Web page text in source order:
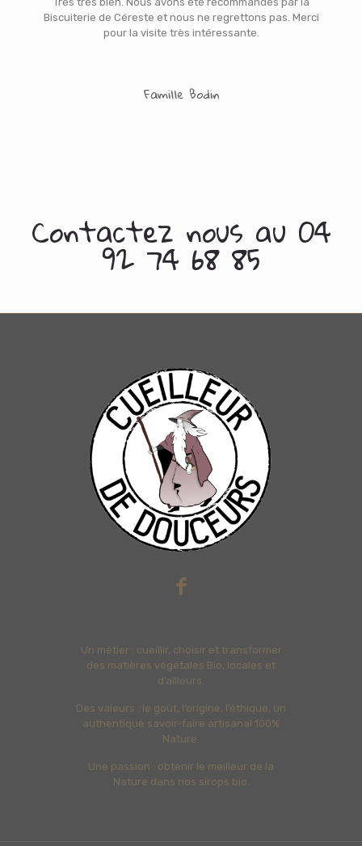
Biscuiterie de Céreste et nous ne regrettons pas. Merci
pour la visite très intéressante.
Famille Bodin
Contactez nous au 04
92 74 68 85
Un métier : cueillir, choisir et transformer
des matières végétales Bio, locales et
d’ailleurs.
Des valeurs : le goût, l’origine, l’éthique, un
authentique savoir-faire artisanal 100%
Nature.
Une passion : obtenir le meilleur de la
Nature dans nos sirops bio.